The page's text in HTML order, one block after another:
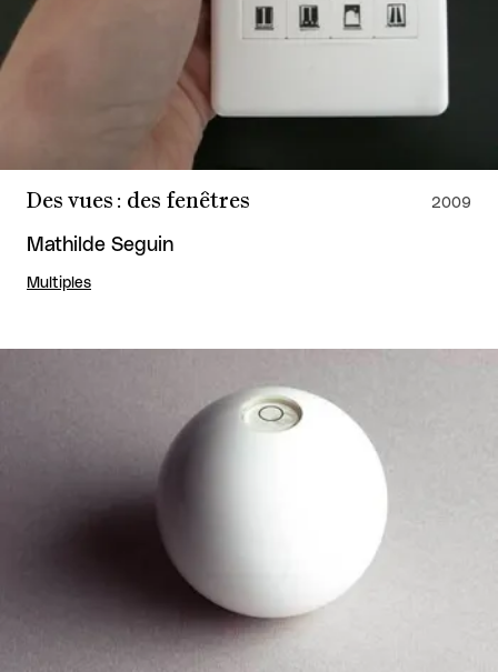
Des vues : des fenêtres
Mathilde Seguin
Multiples
2009